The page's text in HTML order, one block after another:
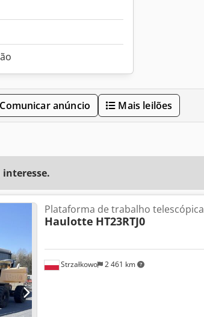
Comunicar anúncio Mais leilões
interesse.
Strzałkowo 2 461 km
Plataforma de trabalho telescópica
Haulotte HT23RTJ0